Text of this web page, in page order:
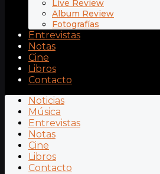
Live Review
Album Review
Fotografías
Entrevistas
Notas
Cine
Libros
Contacto
Noticias
Música
Entrevistas
Notas
Cine
Libros
Contacto